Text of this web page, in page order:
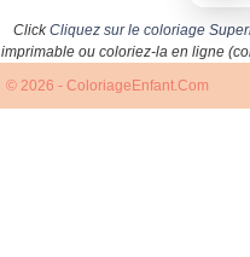
ClickCliquez sur le coloriage
imprimable ou coloriez-la en ligne
© 2026 - ColoriageEnfant.Com